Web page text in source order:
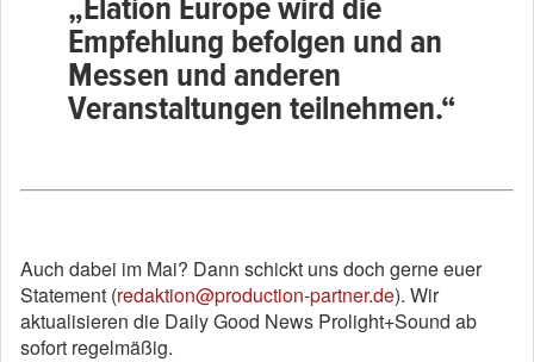
Empfehlung befolgen und an
Messen und anderen
Veranstaltungen teilnehmen.“
Auch dabei im Mai? Dann schickt uns doch gerne euer
Statement (redaktion@production-partner.de). Wir
aktualisieren die Daily Good News Prolight+Sound ab
sofort regelmäßig.